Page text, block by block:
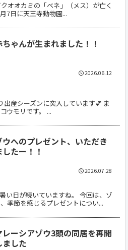
オオカミの「ベネ」（メス）が亡く
7日に天王寺動物園...
ちゃんが生まれました！！
産シーズンに突入しています💕 ま
ウモリです。 ...
2026.06.12
ウへのプレゼント、いただき
したー！！
い日が続いていますね。 今回は、ゾ
季節を感じるプレゼントについ...
2026.07.28
レーシアゾウ3頭の同居を再開
ました